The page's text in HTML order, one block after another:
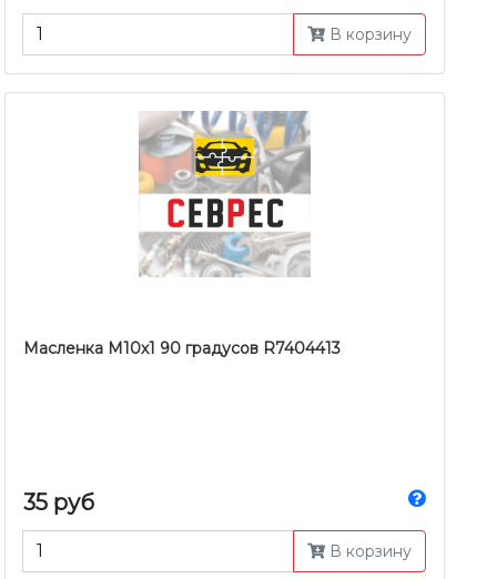
В корзину
Масленка М10х1 90 градусов R7404413
35 руб
В корзину